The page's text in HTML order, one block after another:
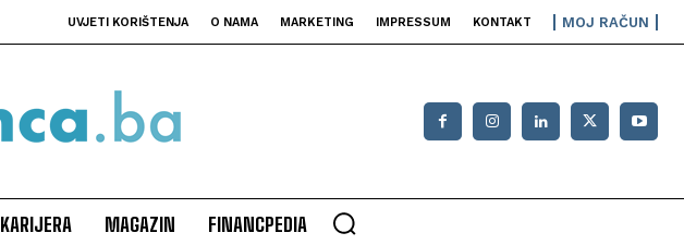
UVJETI KORIŠTENJA O NAMA MARKETING IMPRESSUM KONTAKT MOJ RAČUN
KARIJERA MAGAZIN FINANCPEDIA